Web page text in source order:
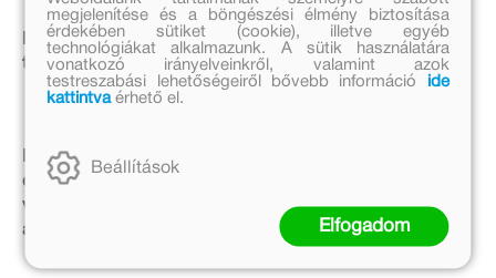
Egyik kategóriában sincs tematikai megkötés, bármilyen
témát választhatnak a pályázók.
Pályázni magyarországi és határon túli településekről
egyaránt lehet. Az elkészült meséket, történeteket vagy
vizuális munkákat e-mailen lehet beküldeni
a
megjelenítése és a böngészési élmény biztosítása
érdekében sütiket (cookie), illetve egyéb
technológiákat alkalmazunk. A sütik használatára
vonatkozó irányelveinkről, valamint azok
testreszabási lehetőségeiről bővebb információ
ide
kattintvaérhető el.
Beállítások
Elfogadom